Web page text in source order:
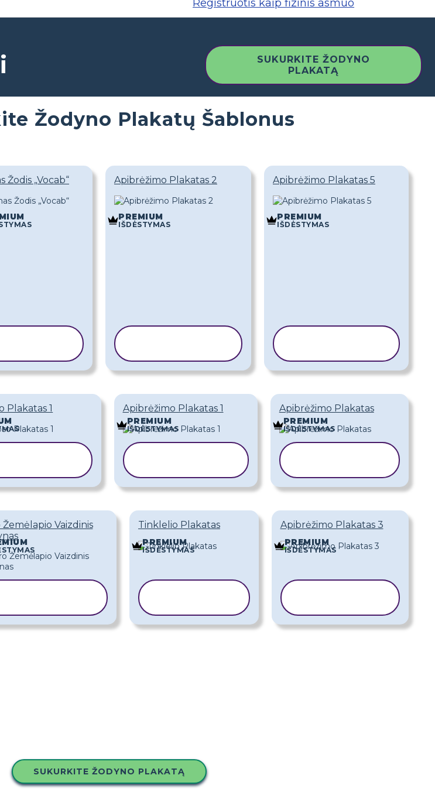
Registruotis kaip fizinis asmuo
SUKURKITE ŽODYNO
PLAKATĄ
Žodyno Plakatų Šablonus
Žodis „Vocab“ Apibrėžimo Plakatas 2
PREMIUM
IŠDĖSTYMAS
Apibrėžimo Plakatas 5
PREMIUM
IŠDĖSTYMAS
Plakatas 1 Apibrėžimo Plakatas 1
PREMIUM
IŠDĖSTYMAS
Apibrėžimo Plakatas
PREMIUM
IŠDĖSTYMAS
Žemėlapio Vaizdinis
Tinklelio Plakatas
PREMIUM
IŠDĖSTYMAS
Apibrėžimo Plakatas 3
PREMIUM
IŠDĖSTYMAS
SUKURKITE ŽODYNO PLAKATĄ